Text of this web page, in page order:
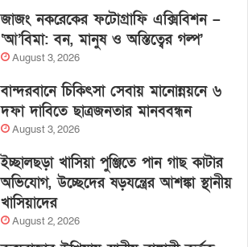
জাজং নকরেকের ফটোগ্রাফি এক্সিবিশন –
‘আ’বিমা: বন, মানুষ ও অস্তিত্বের গল্প’
August 3, 2026
বান্দরবানে চিকিৎসা সেবায় মানোন্নয়নে ৬
দফা দাবিতে ছাত্রজনতার মানববন্ধন
August 3, 2026
ইচ্ছালছড়া খাসিয়া পুঞ্জিতে পান গাছ কাটার
অভিযোগ, উচ্ছেদের ষড়যন্ত্রের আশঙ্কা স্থানীয়
খাসিয়াদের
August 2, 2026